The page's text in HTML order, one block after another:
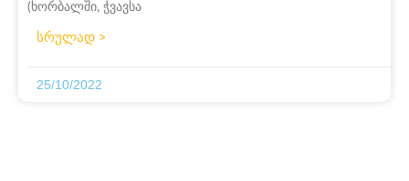
(ხორბალში, ჭვავსა
სრულად >
25/10/2022